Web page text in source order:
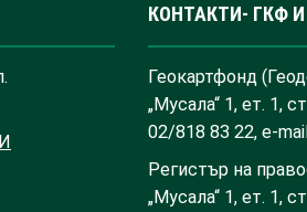
КОНТАКТИ- ГКФ
Геокартфонд
„Мусала“ 1, ет. 1,
02/818 83 22, e-
Регистър на
„Мусала“ 1, ет. 1,